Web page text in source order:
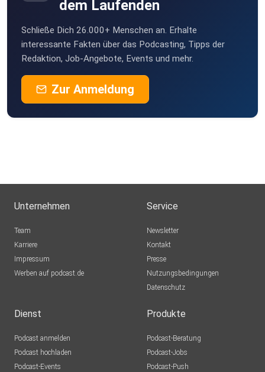
dem Laufenden
Schließe Dich 26.000+ Menschen an. Erhalte
interessante Fakten über das Podcasting, Tipps der
Redaktion, Job-Angebote, Events und mehr.
Zur Anmeldung
Unternehmen
Team
Karriere
Impressum
Werben auf podcast.de
Service
Newsletter
Kontakt
Presse
Nutzungsbedingungen
Datenschutz
Dienst
Podcast anmelden
Podcast hochladen
Podcast-Events
Produkte
Podcast-Beratung
Podcast-Jobs
Podcast-Push